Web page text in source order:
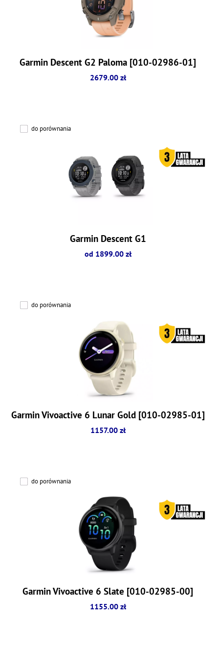
Garmin Descent G2 Paloma [010-02986-01]
2679.00 zł
do porównania
Garmin Descent G1
od 1899.00 zł
do porównania
Garmin Vivoactive 6 Lunar Gold [010-02985-01]
1157.00 zł
do porównania
Garmin Vivoactive 6 Slate [010-02985-00]
1155.00 zł